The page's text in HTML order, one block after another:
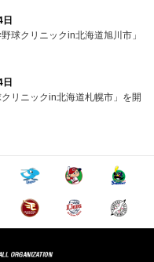
球クリニックin北海道旭川市」
リニックin北海道札幌市」を開